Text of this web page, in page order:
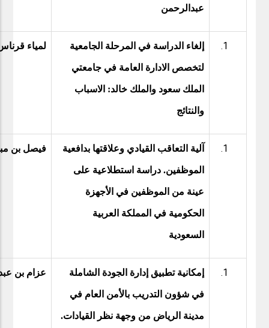
عبدالرحمن
إلغاء الدراسة في المرحلة الجامعية
لتخصص الادارة العامة في جامعتي
الملك سعود والملك خالد: الاسباب
والنتائج
لمياء
آلية التعاقب القيادي وعلاقتها بدافعية
الموظفين. دراسة استطلاعية على
عينة من الموظفين في الأجهزة
الحكومية في المملكة العربية
السعودية
فيصل بن
إمكانية تطبيق إدارة الجودة الشاملة
في شؤون التدريب بالأمن العام في
مدينة الرياض من وجهة نظر القيادات.
عزام بن